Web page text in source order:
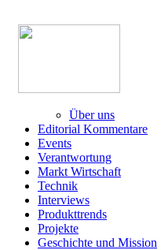
Über uns
Editorial Kommentare
Events
Verantwortung
Markt Wirtschaft
Technik
Interviews
Produkttrends
Projekte
Geschichte und Mission